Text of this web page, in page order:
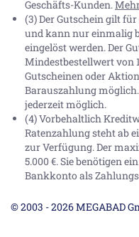
Geschäfts-Kunden.
(3) Der Gutschein gilt
und kann nur einmalig
eingelöst werden. Der
Mindestbestellwert von
Gutscheinen oder
Barauszahlung
jederzeit möglich.
(4) Vorbehaltlich
Ratenzahlung steht ab
zur Verfügung. Der
5.000 €. Sie benötigen
Bankkonto als
© 2003 - 2026 MEGABAD